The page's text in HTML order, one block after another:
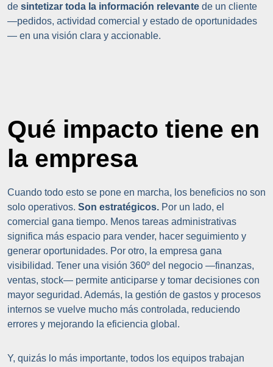
de sintetizar toda la información relevante de un cliente
—pedidos, actividad comercial y estado de oportunidades
— en una visión clara y accionable.
Qué impacto tiene en
la empresa
Cuando todo esto se pone en marcha, los beneficios no son
solo operativos. Son estratégicos. Por un lado, el
comercial gana tiempo. Menos tareas administrativas
significa más espacio para vender, hacer seguimiento y
generar oportunidades. Por otro, la empresa gana
visibilidad. Tener una visión 360º del negocio —finanzas,
ventas, stock— permite anticiparse y tomar decisiones con
mayor seguridad. Además, la gestión de gastos y procesos
internos se vuelve mucho más controlada, reduciendo
errores y mejorando la eficiencia global.
Y, quizás lo más importante, todos los equipos trabajan